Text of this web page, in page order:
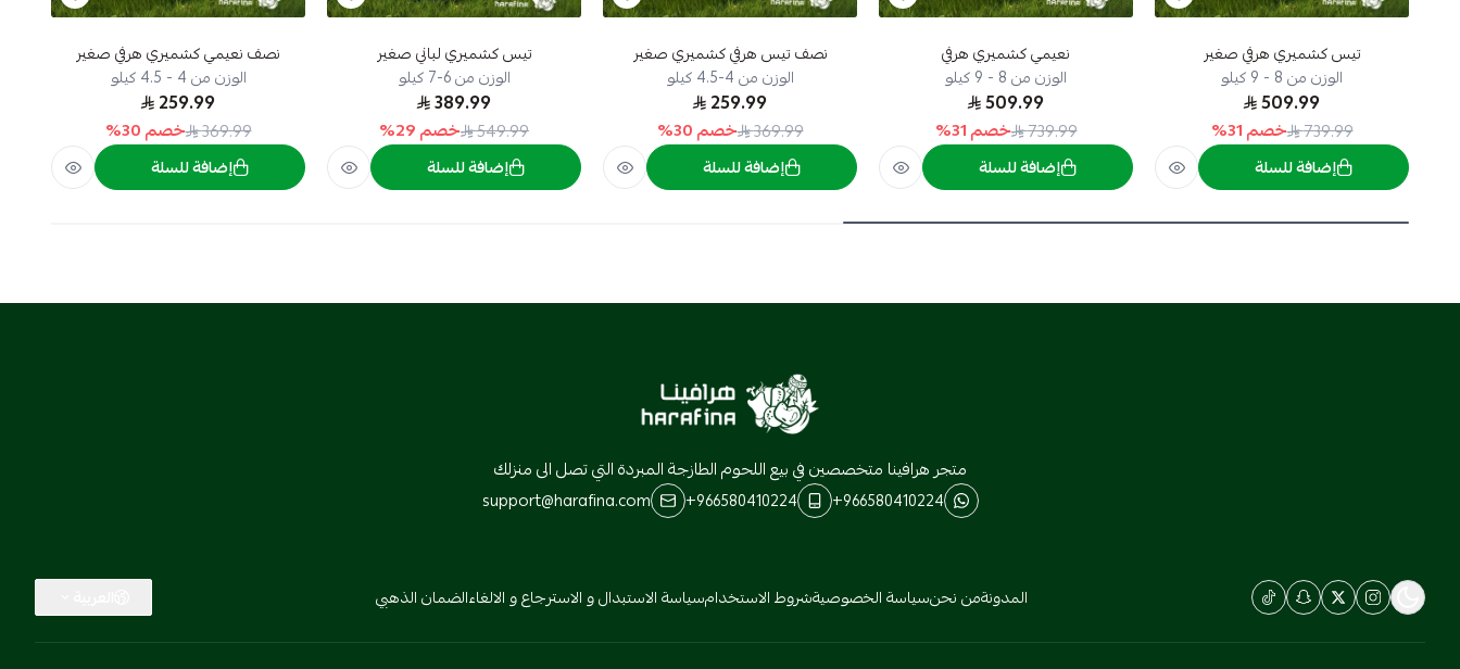
تيس كشميري هرفي صغير
الوزن من 8 - 9 كيلو
509.99
739.99 خصم31
%
إضافة للسلة
نعيمي كشميري هرفي
الوزن من 8 - 9 كيلو
509.99
739.99 خصم31
%
إضافة للسلة
نصف تيس هرفي كشميري صغير
الوزن من 4-4.5 كيلو
259.99
369.99 خصم30
%
إضافة للسلة
تيس كشميري لباني صغير
الوزن من 6-7 كيلو
389.99
549.99 خصم29
%
إضافة للسلة
نصف نعيمي كشميري هرفي صغير
الوزن من 4 - 4.5 كيلو
259.99
369.99 خصم30
%
إضافة للسلة
متجر هرافينا متخصصين في بيع اللحوم الطازجة المبردة التي تصل الى منزلك
+966580410224
+966580410224
support@harafina.com
المدونةمن نحنسياسة الخصوصيةشروط الاستخدامسياسة الاستبدال و الاسترجاع و الالغاءالضمان الذهبي